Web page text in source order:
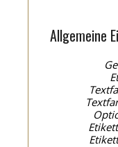
Allgemeine